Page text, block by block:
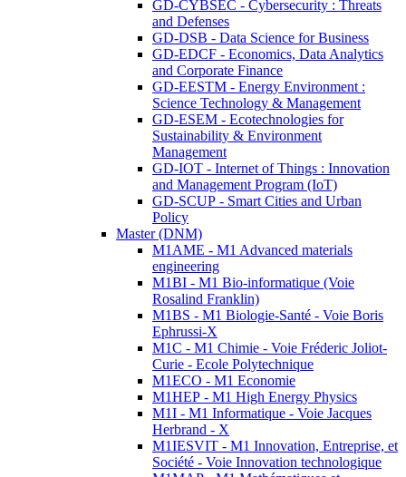
GD-CYBSEC - Cybersecurity : Threats
and Defenses
GD-DSB - Data Science for Business
GD-EDCF - Economics, Data Analytics
and Corporate Finance
GD-EESTM - Energy Environment :
Science Technology & Management
GD-ESEM - Ecotechnologies for
Sustainability & Environment
Management
GD-IOT - Internet of Things : Innovation
and Management Program (IoT)
GD-SCUP - Smart Cities and Urban
Policy
Master (DNM)
M1AME - M1 Advanced materials
engineering
M1BI - M1 Bio-informatique (Voie
Rosalind Franklin)
M1BS - M1 Biologie-Santé - Voie Boris
Ephrussi-X
M1C - M1 Chimie - Voie Fréderic Joliot-
Curie - Ecole Polytechnique
M1ECO - M1 Economie
M1HEP - M1 High Energy Physics
M1I - M1 Informatique - Voie Jacques
Herbrand - X
M1IESVIT - M1 Innovation, Entreprise, et
Société - Voie Innovation technologique